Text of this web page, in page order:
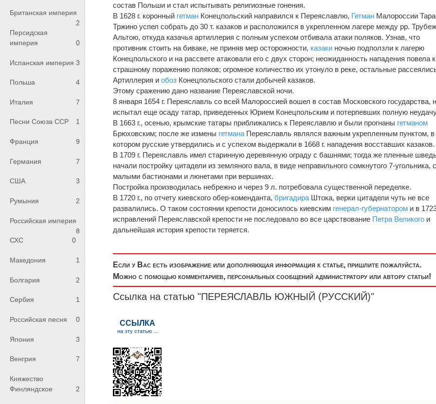
Британская империя
2
Персидская
империя
0
Испанская империя 3
Польша 4
Италия 7
Песни Союза ССР 1
Франция 9
Германия 7
США 3
Румыния 2
Российская империя
8
СХС
0
Македония 1
Болгария 2
Сербия 1
Российская песня 0
Япония 3
Венгрия 7
Княжество
Финляндское
2
состав Польши и стал испытывать религиозные гонения.
В 1628 г. коронный гетман Конецпольский направился к Переяславлю, Гетман Малороссии
Тржино успел собрать до 30 т. казаков и расположился в укрепленном лагере между pp.
Альтою, откуда казачья артиллерия с полным успехом отбивала атаки поляков. Узнав, что
противник стоить на биваке, не приняв мер осторожности, казаки ночью подползли к лагерю
Конецпольского и на рассвете атаковали его с двух сторон; неожиданность нападения повела к
страшному поражению поляков; огромное количество их утонуло в реке, остальные
Артиллерия иобоз Конецпольского стали добычей казаков.
Этому сражению дано название Переяславской ночи.
8 января 1654 г. Переяславль со всей Малороссией вошел в состав Московского государства,
испытал еще осаду татар, приведенных Юрием Конецпольским и потерпевших полную
В 1663 г., осенью, крымские татары приближались к Переяславлю и были прогнаны гетманом
Брюховским; после же измены гетмана Переяславль являлся важным укрепленным пунктом, в
котором русские утвердились и с успехом выдержали в 1668 г. нападения восставших казаков.
В 1709 г. Переяславль имел старинную деревянную ограду с башнями; тогда же пленные
начали постройку цитадели из земляного вала, в виде неправильного сомкнутого 7-угольника,
малыми бастионами и люнетами при вершинах.
Постройка производилась небрежно и через 9 л. потребовала существенной переделке.
В 1720 г., по отчету киевского обер-коменданта, бригадира Штока, верки цитадели чуть не все
развалились. О таком состоянии крепости доносилось киевским генерал-губернатором и в
исправлений Переяславской крепости не последовало во все царствование Петра Великого и
дальнейшая история крепости теряется.
Если у Вас есть изображение или дополняющая информация к статье, пришлите пожалуйста.
Можно с помощью комментариев, персональных сообщений администратору или автору статьи!
Ссылка на статью "ПЕРЕЯСЛАВЛЬ ЮЖНЫЙ (РУССКИЙ)"